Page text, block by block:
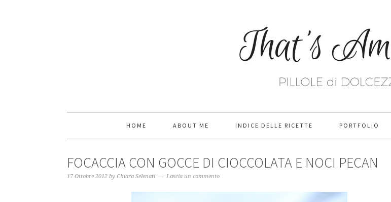
HOME ABOUT ME INDICE DELLE RICETTE PORTFOLIO
FOCACCIA CON GOCCE DI CIOCCOLATA E NOCI PECAN
17 Ottobre 2012 by Chiara Selenati Lascia un commento